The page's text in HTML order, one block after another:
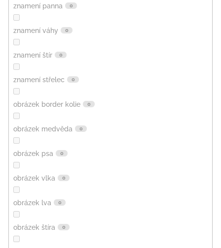
znamení panna 0
znamení váhy 0
znamení štír 0
znamení střelec 0
obrázek border kolie 0
obrázek medvěda 0
obrázek psa 0
obrázek vlka 0
obrázek lva 0
obrázek štíra 0